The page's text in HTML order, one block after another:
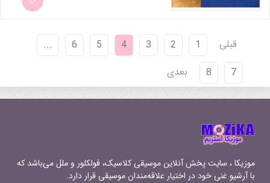
قبلی
بعدی
موزیکا ، سایت پخش آنلاین موسیقی کلاسیک، فولکلور و ملل می‌باشد که
با آرشیو غنی خود در اختیار علاقه‌مندان موسیقی قرار دارد.